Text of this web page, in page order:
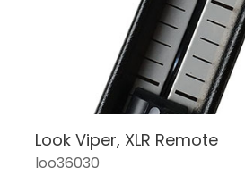
Look Viper, XLR Remote
loo36030